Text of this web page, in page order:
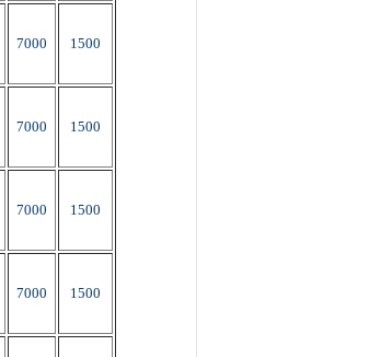
7000 1500
7000 1500
7000 1500
7000 1500